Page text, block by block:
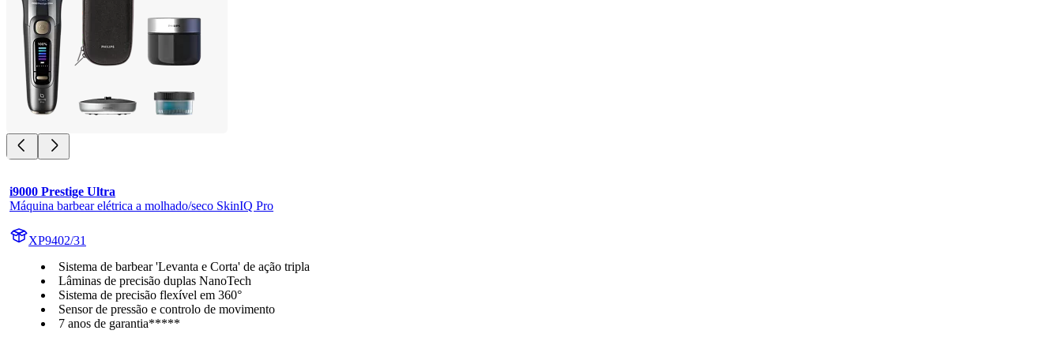
i9000 Prestige Ultra
Máquina barbear elétrica a molhado/seco SkinIQ Pro
XP9402/31
Sistema de barbear 'Levanta e Corta' de ação tripla
Lâminas de precisão duplas NanoTech
Sistema de precisão flexível em 360°
Sensor de pressão e controlo de movimento
7 anos de garantia*****